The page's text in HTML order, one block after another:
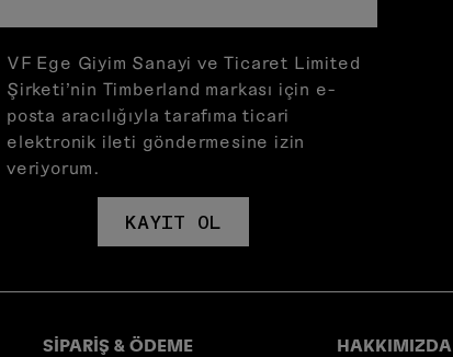
VF Ege Giyim Sanayi ve Ticaret Limited
Şirketi’nin Timberland markası için e-
posta aracılığıyla tarafıma ticari
elektronik ileti göndermesine izin
veriyorum.
KAYIT OL
SİPARİŞ & ÖDEME HAKKIMIZDA